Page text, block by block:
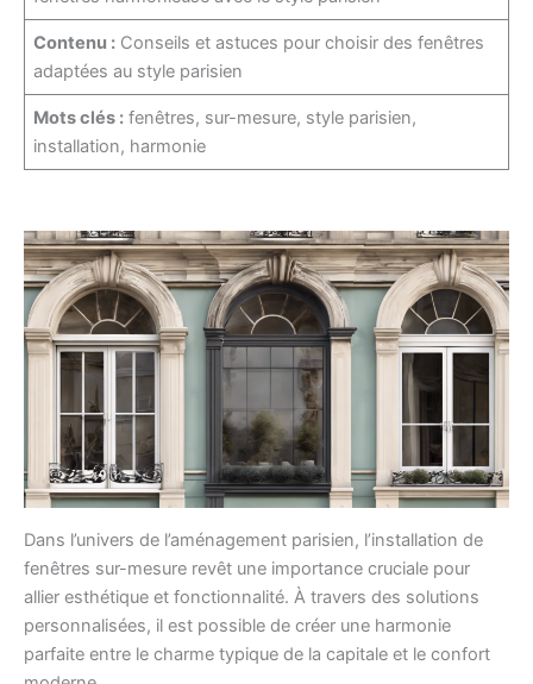
Contenu : Conseils et astuces pour choisir des fenêtres
adaptées au style parisien
Mots clés : fenêtres, sur-mesure, style parisien,
installation, harmonie
Dans l’univers de l’aménagement parisien, l’installation de
fenêtres sur-mesure revêt une importance cruciale pour
allier esthétique et fonctionnalité. À travers des solutions
personnalisées, il est possible de créer une harmonie
parfaite entre le charme typique de la capitale et le confort